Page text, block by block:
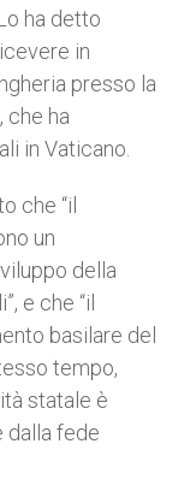
ha detto
in
presso la
che ha
in Vaticano.
che “il
un
della
e che “il
basilare del
tempo,
statale è
dalla fede